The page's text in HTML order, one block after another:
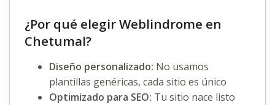
¿Por qué elegir Weblindrome en
Chetumal?
Diseño personalizado: No usamos
plantillas genéricas, cada sitio es único
Optimizado para SEO: Tu sitio nace listo